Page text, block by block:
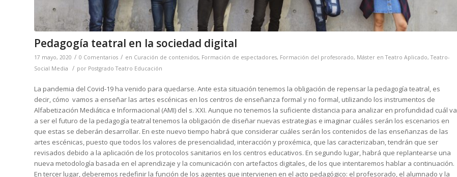
Pedagogía teatral en la sociedad digital
17 mayo, 2020 / 0 Comentarios / en Curación de contenidos, Formación de espectadores, Formación del profesorado, Máster en Teatro Aplicado,Teatro-
Social Media
/ por Postgrado Teatro Educación
La pandemia del Covid-19 ha venido para quedarse. Ante esta situación tenemos la obligación de repensar la pedagogía teatral, es
decir, cómo vamos a enseñar las artes escénicas en los centros de enseñanza formal y no formal, utilizando los instrumentos de
Alfabetización Mediática e Informacional (AMI) del s. XXI. Aunque no tenemos la suficiente distancia para analizar en profundidad cuál va
a ser el futuro de la pedagogía teatral tenemos la obligación de diseñar nuevas estrategias e imaginar cuáles serán los escenarios en
que estas se deberán desarrollar. En este nuevo tiempo habrá que considerar cuáles serán los contenidos de las enseñanzas de las
artes escénicas, puesto que todos los valores de presencialidad, interacción y proxémica, que las caracterizaban, tendrán que ser
revisados debido a la aplicación de los protocolos sanitarios en los centros educativos. En segundo lugar, habrá que replantearse una
nueva metodología basada en el aprendizaje y la comunicación con artefactos digitales, de los que intentaremos hablar a continuación.
En tercer lugar, deberemos redefinir la función de los agentes que intervienen en el acto pedagógico: el profesorado, el alumnado y la